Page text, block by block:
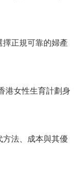
擇正規可靠的婦產
港女性生育計劃身
方法、成本與其優